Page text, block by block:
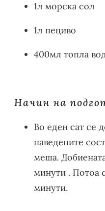
1л морска сол
1л пециво
400мл топла
Начин на
Во еден сат се
наведените
меша.
минути . Потоа
минути.